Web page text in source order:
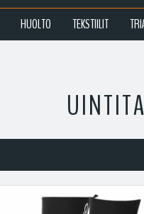
HUOLTO TEKSTIILIT